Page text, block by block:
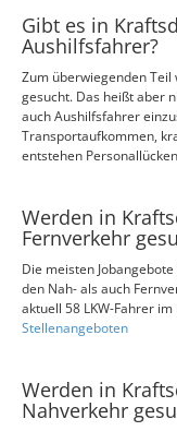
Gibt es in
Aushilfsfahrer?
Zum überwiegenden Teil
gesucht. Das heißt aber
auch Aushilfsfahrer
Transportaufkommen,
entstehen
Werden in
Fernverkehr
Die meisten
den Nah- als auch
aktuell 58 LKW-Fahrer
Stellenangeboten
Werden in
Nahverkehr